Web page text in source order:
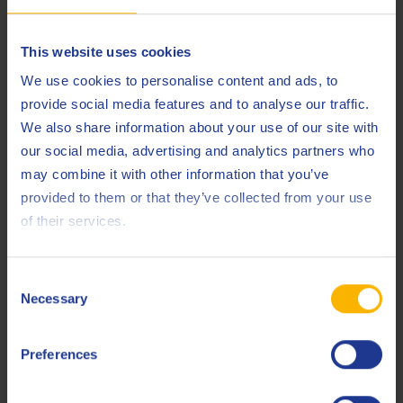
This website uses cookies
We use cookies to personalise content and ads, to
provide social media features and to analyse our traffic.
We also share information about your use of our site with
our social media, advertising and analytics partners who
may combine it with other information that you’ve
provided to them or that they’ve collected from your use
of their services.
Selection
Necessary
Preferences
Q8 Bach XNRG: nog meer bio dan vereist
Het Q8 Bach XNRG-gamma bestaat uit hernieuwbare
hulpbronnen.Meer dan 65 % van het koolstofgehalte is
afkomstig van hernieuwbare hulpbronnen, waardoor het
product nog beter scoort dan de vereisten opgelegd door EN
16807.
biologische afbreekbaarheidstest. “In het laboratorium
bacteriën toe te voegen”, verklaart Fabio Farinazzo, R&D-
zuurstof breken deze bacteriën de koolwaterstoffen in water
en kooldioxide af. In de laatste fase van het biologische
afbraakproces blijven op het einde van de test geen